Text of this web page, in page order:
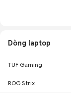
Dòng laptop
TUF Gaming
ROG Strix